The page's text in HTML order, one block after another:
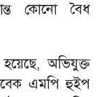
কোনো বৈধ
অভিযুক্ত
এমপি হুইপ